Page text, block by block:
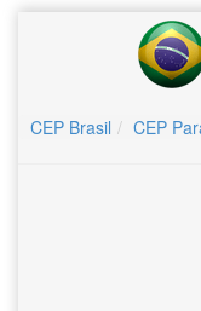
CEP Brasil CEP